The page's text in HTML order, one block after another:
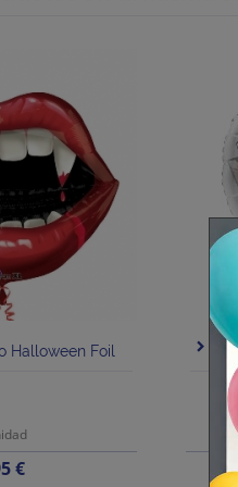
Halloween Foil
€